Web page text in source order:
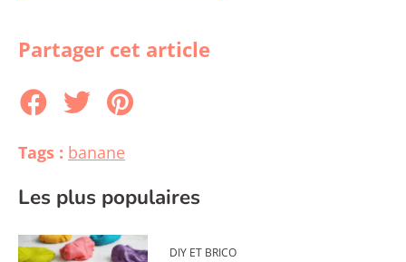
Partager cet article
Tags : banane
Les plus populaires
DIY ET BRICO